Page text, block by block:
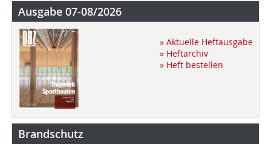
Ausgabe 07-08/2026
» Aktuelle Heftausgabe
» Heftarchiv
» Heft bestellen
Brandschutz